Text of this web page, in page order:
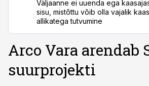
Väljaanne ei uuenda ega
sisu, mistõttu võib olla vajalik
allikatega tutvumine
Arco Vara arendab
suurprojekti